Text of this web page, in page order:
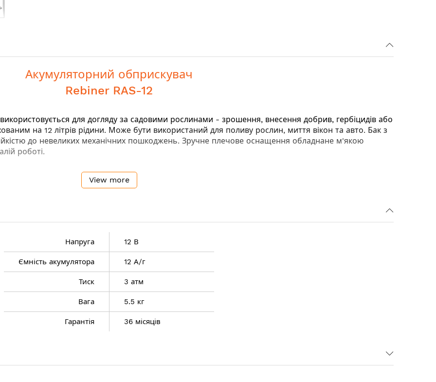
Акумуляторний обприскувач
Rebiner RAS-12
використовується для догляду за садовими рослинами - зрошення, внесення добрив, гербіцидів або
на 12 літрів рідини. Може бути використаний для поливу рослин, миття вікон та авто. Бак з
до невеликих механічних пошкоджень. Зручне плечове оснащення обладнане м'якою
роботі.
кришкою
View more
Напруга 12 В
Ємність акумулятора 12 А/г
Тиск 3 атм
Вага 5.5 кг
Гарантія 36 місяців